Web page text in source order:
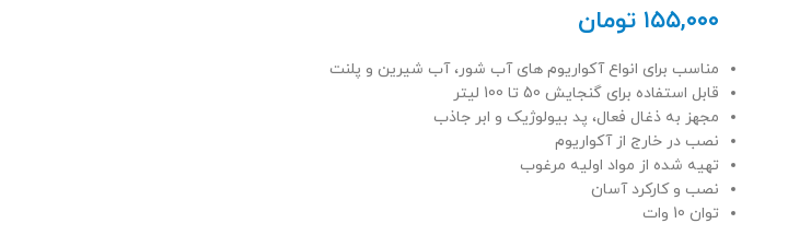
۱۵۵,۰۰۰ تومان
مناسب برای انواع آکواریوم های آب شور، آب شیرین و پلنت
قابل استفاده برای گنجایش 50 تا 100 لیتر
مجهز به ذغال فعال، پد بیولوژیک و ابر جاذب
نصب در خارج از آکواریوم
تهیه شده از مواد اولیه مرغوب
نصب و کارکرد آسان
توان 10 وات